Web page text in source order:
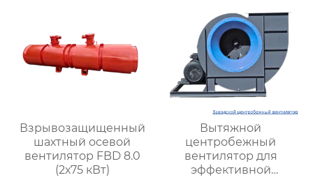
Взрывозащищенный
шахтный осевой
вентилятор FBD 8.0
(2х75 кВт)
Вытяжной
центробежный
вентилятор для
эффективной